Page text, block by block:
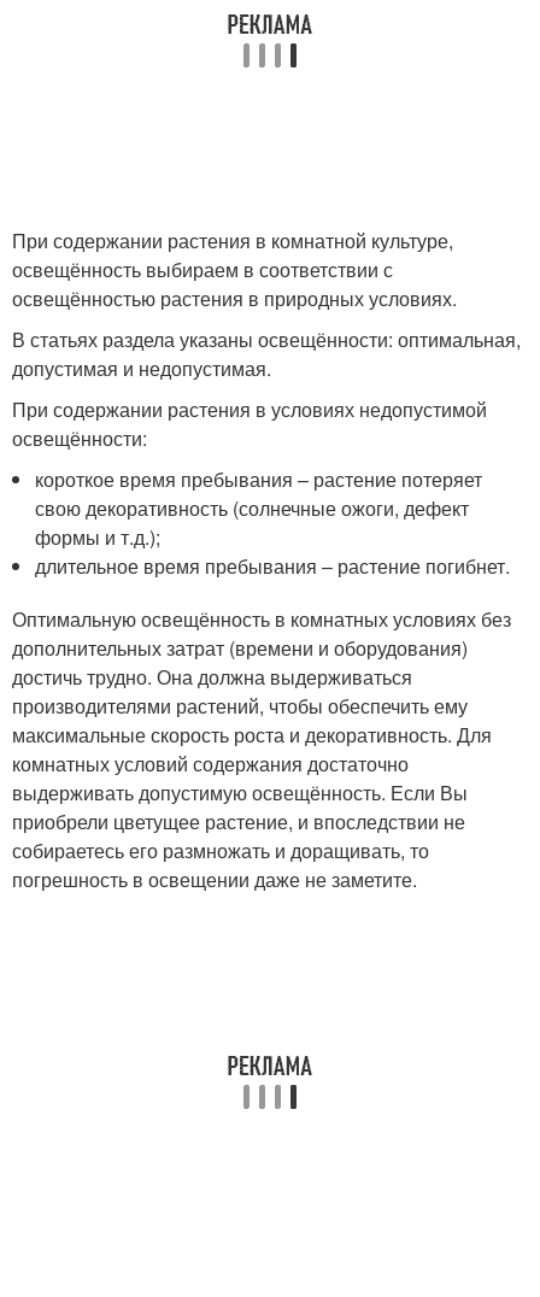
При содержании растения в комнатной культуре,
освещённость выбираем в соответствии с
освещённостью растения в природных условиях.
В статьях раздела указаны освещённости: оптимальная,
допустимая и недопустимая.
При содержании растения в условиях недопустимой
освещённости:
короткое время пребывания – растение потеряет
свою декоративность (солнечные ожоги, дефект
формы и т.д.);
длительное время пребывания – растение погибнет.
Оптимальную освещённость в комнатных условиях без
дополнительных затрат (времени и оборудования)
достичь трудно. Она должна выдерживаться
производителями растений, чтобы обеспечить ему
максимальные скорость роста и декоративность. Для
комнатных условий содержания достаточно
выдерживать допустимую освещённость. Если Вы
приобрели цветущее растение, и впоследствии не
собираетесь его размножать и доращивать, то
погрешность в освещении даже не заметите.